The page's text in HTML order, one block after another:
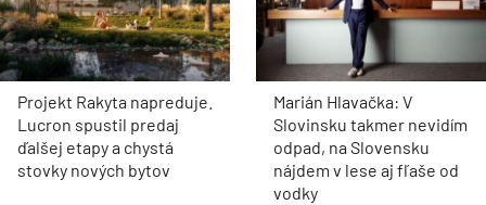
Projekt Rakyta napreduje.
Lucron spustil predaj
ďalšej etapy a chystá
stovky nových bytov
Marián Hlavačka: V
Slovinsku takmer nevidím
odpad, na Slovensku
nájdem v lese aj fľaše od
vodky